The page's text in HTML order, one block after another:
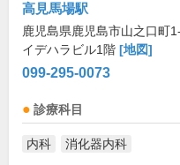
高見馬場駅
鹿児島県鹿児島市山之口町
イデハラビル1階 [地図]
099-295-0073
診療科目
内科 消化器内科